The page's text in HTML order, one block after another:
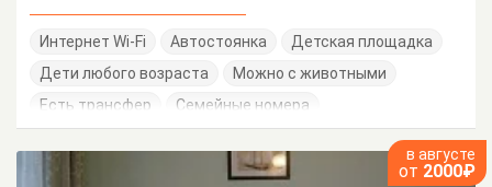
Интернет Wi-Fi Автостоянка
Детская площадка
Дети любого возраста
Можно с животными
Есть трансфер
Семейные номера
в августе
от 2000₽